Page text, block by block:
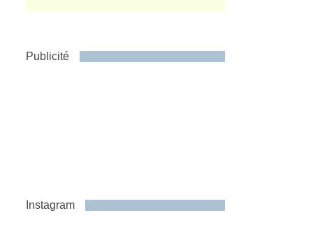
Publicité
Instagram